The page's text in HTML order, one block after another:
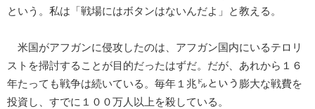
という。私は「戦場にはボタンはないんだよ」と教える。
米国がアフガンに侵攻したのは、アフガン国内にいるテロリ
ストを掃討することが目的だったはずだ。だが、あれから１６
年たっても戦争は続いている。毎年１兆㌦という膨大な戦費を
投資し、すでに１００万人以上を殺している。